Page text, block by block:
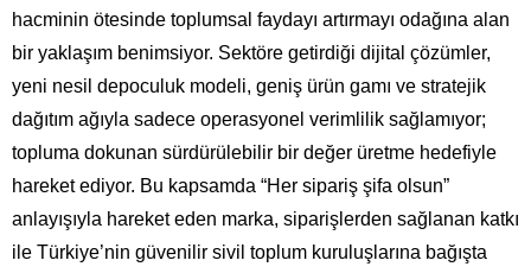
hacminin ötesinde toplumsal faydayı artırmayı odağına alan
bir yaklaşım benimsiyor. Sektöre getirdiği dijital çözümler,
yeni nesil depoculuk modeli, geniş ürün gamı ve stratejik
dağıtım ağıyla sadece operasyonel verimlilik sağlamıyor;
topluma dokunan sürdürülebilir bir değer üretme hedefiyle
hareket ediyor. Bu kapsamda “Her sipariş şifa olsun”
anlayışıyla hareket eden marka, siparişlerden sağlanan katkı
ile Türkiye’nin güvenilir sivil toplum kuruluşlarına bağışta